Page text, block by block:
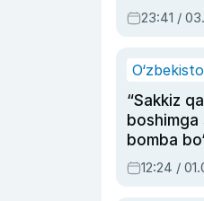
ayolga
23:41 /
“Sakkiz
boshimga
bomba
Oripovni
12:24 /